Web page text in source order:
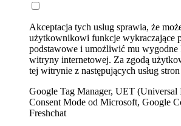
Akceptacja tych usług sprawia, że
użytkownikowi funkcje wykraczające
podstawowe i umożliwić mu wygodne
witryny internetowej. Za zgodą
tej witrynie z następujących usług
Google Tag Manager, UET (Universal
Consent Mode od Microsoft, Google
Freshchat